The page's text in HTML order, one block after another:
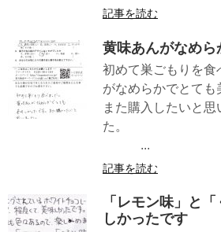
記事を読む
黄味あんがなめら
初めて巣ごもりを食
がなめらかでとても
また購入したいと思
た
...
記事を読む
「レモン味」と
しかったです